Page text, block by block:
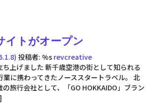
イトがオープン
投稿者: %s revcreative
上げました 新千歳空港の街として知られる
に携わってきたノーススタートラベル。 北
旅行会社として、「GO HOKKAIDO」ブラン